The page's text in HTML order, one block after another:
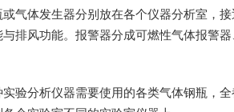
发生器分别放在各个仪器分析室，接近仪
与排风功能。报警器分成可燃性气体报警器
析仪器需要使用的各类气体钢瓶，全都